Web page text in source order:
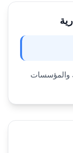
والمؤسسات